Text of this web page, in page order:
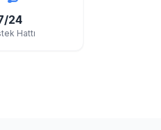
24
Hattı